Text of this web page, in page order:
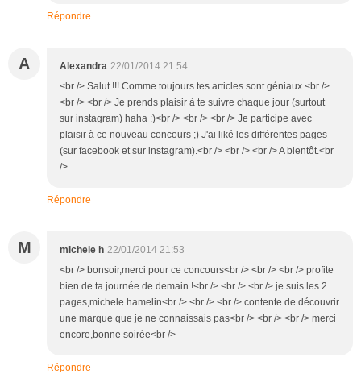
Répondre
A Alexandra 22/01/2014 21:54
<br /> Salut !!! Comme toujours tes articles sont géniaux.<br />
<br /> <br /> Je prends plaisir à te suivre chaque jour (surtout
sur instagram) haha :)<br /> <br /> <br /> Je participe avec
plaisir à ce nouveau concours ;) J'ai liké les différentes pages
(sur facebook et sur instagram).<br /> <br /> <br /> A bientôt.<br
/>
Répondre
M michele h 22/01/2014 21:53
<br /> bonsoir,merci pour ce concours<br /> <br /> <br /> profite
bien de ta journée de demain !<br /> <br /> <br /> je suis les 2
pages,michele hamelin<br /> <br /> <br /> contente de découvrir
une marque que je ne connaissais pas<br /> <br /> <br /> merci
encore,bonne soirée<br />
Répondre